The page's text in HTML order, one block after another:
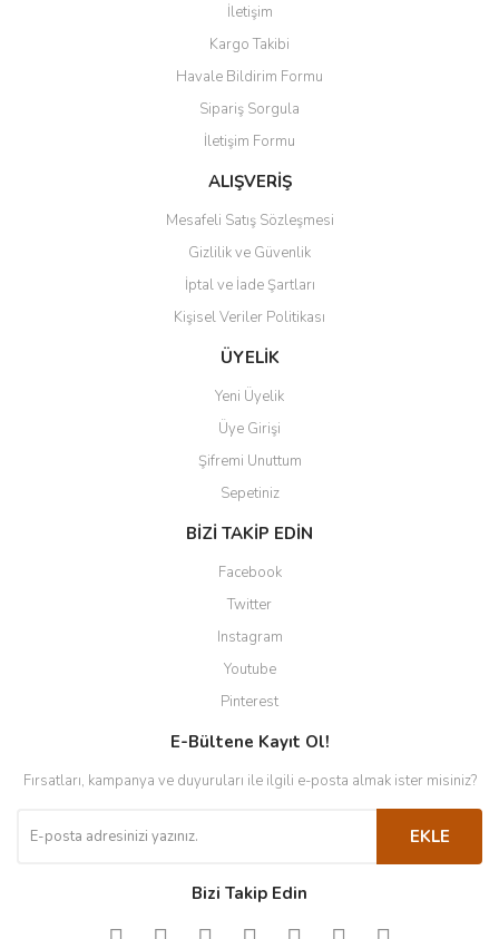
Ürün resmi kalitesiz, bozuk veya görüntülenemiyor.
Ürün açıklamasında eksik bilgiler bulunuyor.
Ürün bilgilerinde hatalar bulunuyor.
Ürün fiyatı diğer sitelerden daha pahalı.
Bu ürüne benzer farklı alternatifler olmalı.
Gönder
İletişim
Kargo Takibi
Havale Bildirim Formu
Sipariş Sorgula
İletişim Formu
ALIŞVERİŞ
Mesafeli Satış Sözleşmesi
Gizlilik ve Güvenlik
İptal ve İade Şartları
Kişisel Veriler Politikası
ÜYELİK
Yeni Üyelik
Üye Girişi
Şifremi Unuttum
Sepetiniz
BİZİ TAKİP EDİN
Facebook
Twitter
Instagram
Youtube
Pinterest
E-Bültene Kayıt Ol!
Fırsatları, kampanya ve duyuruları ile ilgili e-posta almak ister misiniz?
EKLE
Bizi Takip Edin